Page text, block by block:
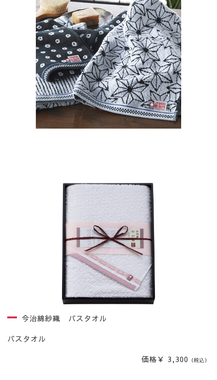
今治綿紗織 バスタオル
バスタオル
価格￥ 3,300 （税込）